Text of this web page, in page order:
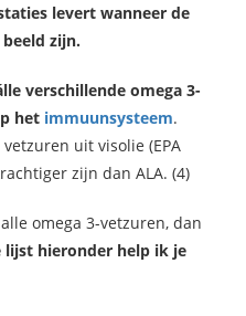
levert wanneer de
zijn.
verschillende omega 3-
het immuunsysteem.
uit visolie (EPA
zijn dan ALA. (4)
omega 3-vetzuren, dan
lijst hieronder help ik je